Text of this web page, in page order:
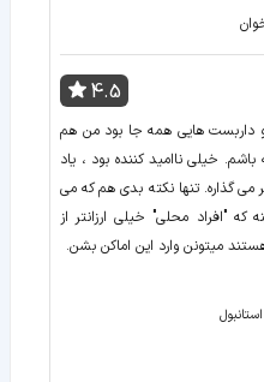
4.5
داربست هایی همه جا بود من هم
خیلی ناامید کننده بود ، یاد
گذاره. تنها نکته بدی هم که می
که "افراد محلی" خیلی ارزانتر از
میتونن وارد این اماکن بشن.